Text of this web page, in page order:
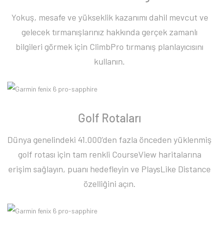
Yokuş, mesafe ve yükseklik kazanımı dahil mevcut ve
gelecek tırmanışlarınız hakkında gerçek zamanlı
bilgileri görmek için ClimbPro tırmanış planlayıcısını
kullanın.
Golf Rotaları
Dünya genelindeki 41.000’den fazla önceden yüklenmiş
golf rotası için tam renkli CourseView haritalarına
erişim sağlayın, puanı hedefleyin ve PlaysLike Distance
özelliğini açın.